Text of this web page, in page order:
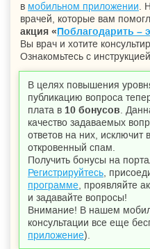
в мобильном приложении .
врачей, которые вам
акция «Поблагодарить –
Вы врач и хотите
Ознакомьтесь с
В целях повышения
публикацию вопроса
плата в 10 бонусов .
качество задаваемых
ответов на них, исключит
откровенный спам.
Получить бонусы на
Регистрируйтесь ,
программе , проявляйте
и задавайте вопросы!
Внимание! В нашем
консультации все еще
приложение).